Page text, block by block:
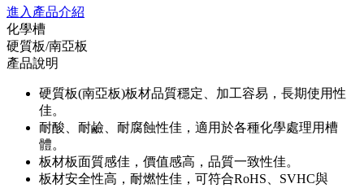
進入產品介紹
化學槽
硬質板/南亞板
產品說明
硬質板(南亞板)板材品質穩定、加工容易，長期使用性
佳。
耐酸、耐鹼、耐腐蝕性佳，適用於各種化學處理用槽
體。
板材板面質感佳，價值感高，品質一致性佳。
板材安全性高，耐燃性佳，可符合RoHS、SVHC與